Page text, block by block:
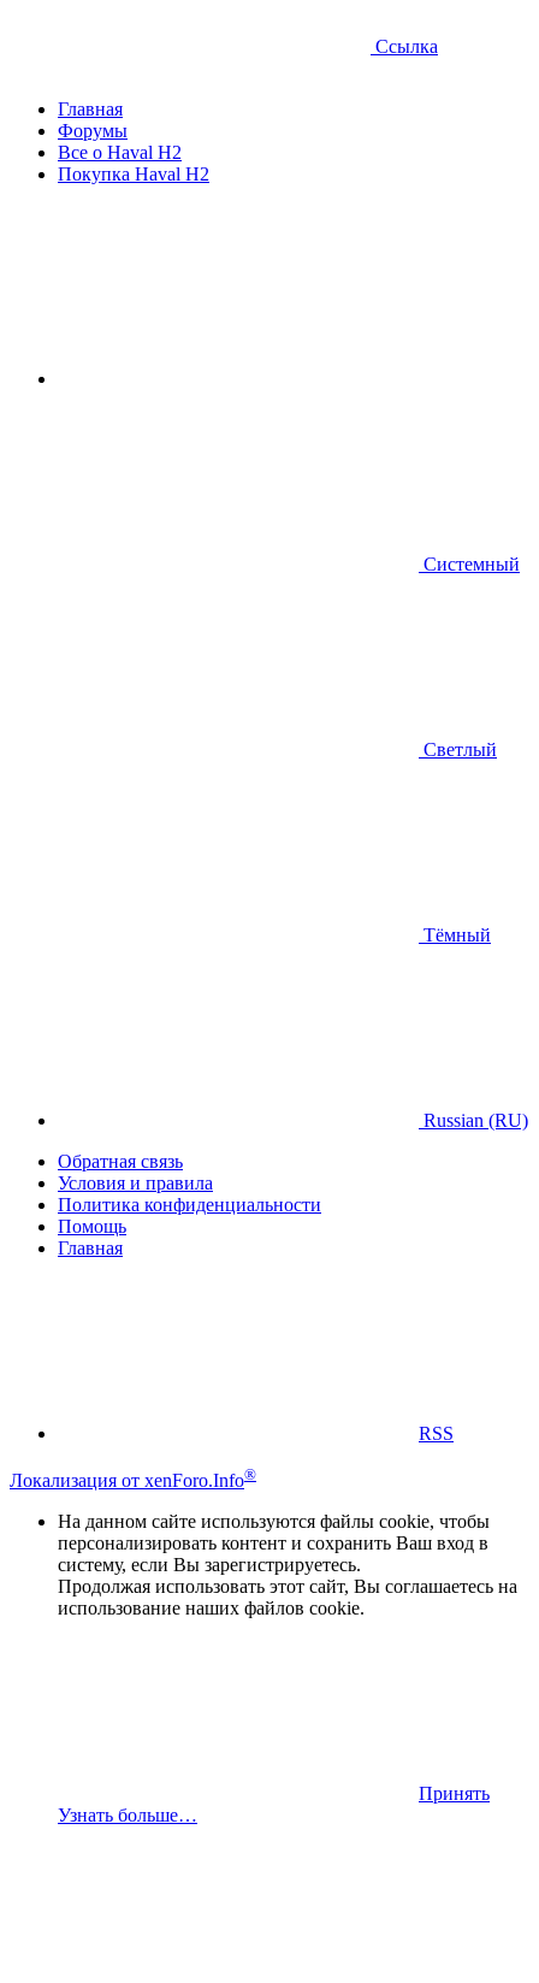
Ссылка
Главная
Форумы
Все о Haval H2
Покупка Haval H2
Системный
Светлый
Тёмный
Russian (RU)
Обратная связь
Условия и правила
Политика конфиденциальности
Помощь
Главная
RSS
Локализация от xenForo.Info®
На данном сайте используются файлы cookie, чтобы
персонализировать контент и сохранить Ваш вход в
систему, если Вы зарегистрируетесь.
Продолжая использовать этот сайт, Вы соглашаетесь на
использование наших файлов cookie.
Принять
Узнать больше…